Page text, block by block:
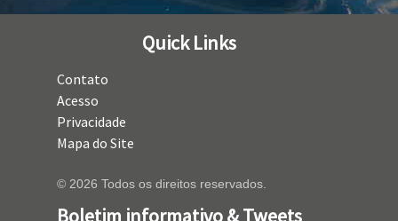
Quick Links
Contato
Acesso
Privacidade
Mapa do Site
© 2026 Todos os direitos reservados.
Boletim informativo & Tweets